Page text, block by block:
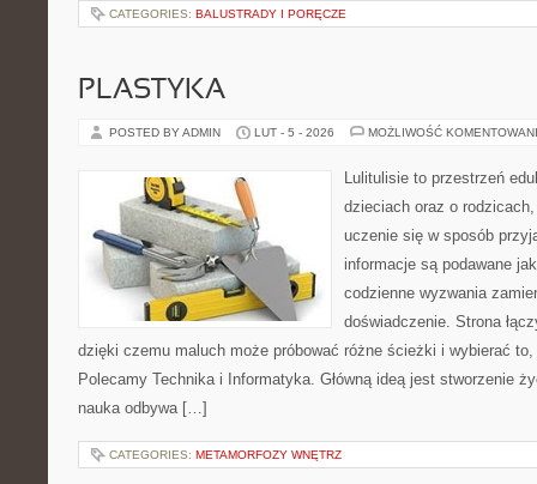
CATEGORIES: BALUSTRADY I PORĘCZE
PLASTYKA
POSTED BY ADMIN LUT - 5 - 2026 MOŻLIWOŚĆ
Lulitulisie to przestrzeń
dzieciach oraz o
uczenie się w sposób
informacje są podawane
codzienne wyzwania
doświadczenie. Strona
dzięki czemu maluch może próbować różne ścieżki i wybierać
Polecamy Technika i Informatyka. Główną ideą jest stworzenie
nauka odbywa […]
CATEGORIES: METAMORFOZY WNĘTRZ